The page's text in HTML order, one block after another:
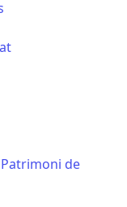
Patrimoni de